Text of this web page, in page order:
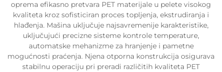
oprema efikasno pretvara PET materijale u pelete visokog
kvaliteta kroz sofisticiran proces topljenja, ekstrudiranja i
hlađenja. Mašina uključuje najsavremenije karakteristike,
uključujući precizne sisteme kontrole temperature,
automatske mehanizme za hranjenje i pametne
mogućnosti praćenja. Njena otporna konstrukcija osigurava
stabilnu operaciju pri preradi različitih kvaliteta PET